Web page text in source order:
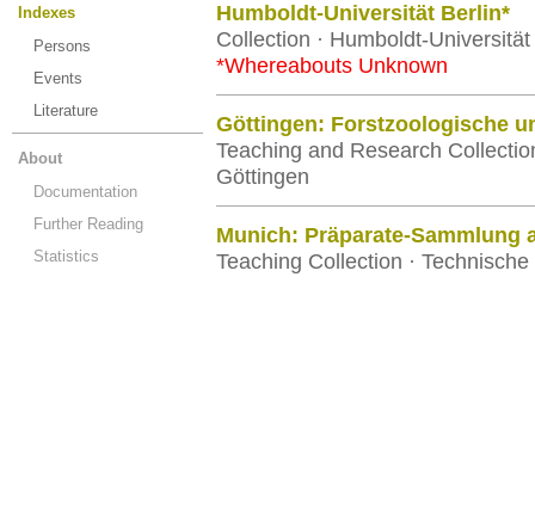
Indexes
Persons
Events
Literature
About
Documentation
Further Reading
Statistics
Humboldt-Universität Berlin*
Collection · Humboldt-
*Whereabouts Unknown
Göttingen: Forstzoologische
Teaching and Research
Göttingen
Munich: Präparate-
Teaching Collection ·